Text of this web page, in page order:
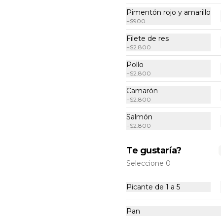
Pimentón rojo y amarillo
+$900
Filete de res
+$2.800
Pollo
+$2.800
Camarón
+$2.800
Salmón
+$2.800
Te gustaría?
Seleccione 0
Picante de 1 a 5
Pan